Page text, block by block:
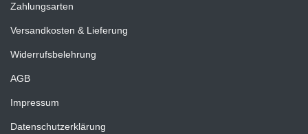
Zahlungsarten
Versandkosten & Lieferung
Widerrufsbelehrung
AGB
Impressum
Datenschutzerklärung